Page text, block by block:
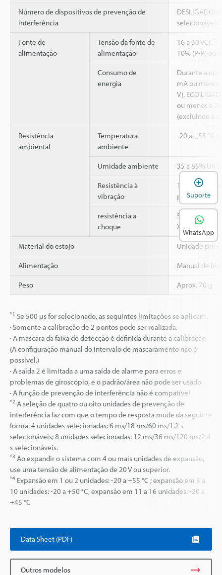
Número de dispositivos de prevenção de
interferência
DESLIGADO/
selecionáveis
Fonte de
alimentação
Tensão da fonte de
alimentação
16 a 30 VCC
10% (P-P) ou
Consumo de
energia
Durante a
mA ou menos
V), ECO
ou menos a
(excluindo a
Resistência
ambiental
Temperatura
ambiente
-20 a +55 °C
Umidade ambiente 35 a 85% UR
Resistência à
vibração
10 a 500 Hz;
potência:
resistência a
choque
500 m/s
X, Y e Z
Material do estojo Unidade
Alimentação Manual de
Peso Aprox. 70 g
*1 Se 500 μs for selecionado, as seguintes limitações se aplicam.
· Somente a calibração de 2 pontos pode ser realizada.
· A máscara da faixa de detecção é definida durante a calibração.
(A configuração manual do intervalo de mascaramento não é
possível.)
· A saída 2 é limitada a uma saída de alarme para erros e
problemas de giroscópio, e o padrão/área não pode ser usado.
· A função de prevenção de interferência não é compatível
*2 A seleção de quatro ou oito unidades de prevenção de
interferência faz com que o tempo de resposta mude da seguinte
forma: 4 unidades selecionadas: 6 ms/18 ms/60 ms/1.2 s
selecionáveis; 8 unidades selecionadas: 12 ms/36 ms/120 ms/2,4
s selecionáveis.
*3 Ao expandir o sistema com 4 ou mais unidades de expansão,
use uma tensão de alimentação de 20 V ou superior.
*4 Expansão em 1 ou 2 unidades: -20 a +55 °C ; expansão em 3 a
10 unidades: -20 a +50 °C, expansão em 11 a 16 unidades: -20 a
+45 °C
Data Sheet (PDF)
Outros modelos
Suporte
WhatsApp